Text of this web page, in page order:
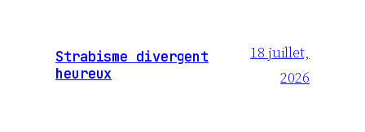
Strabisme divergent
heureux
18 juillet,
2026